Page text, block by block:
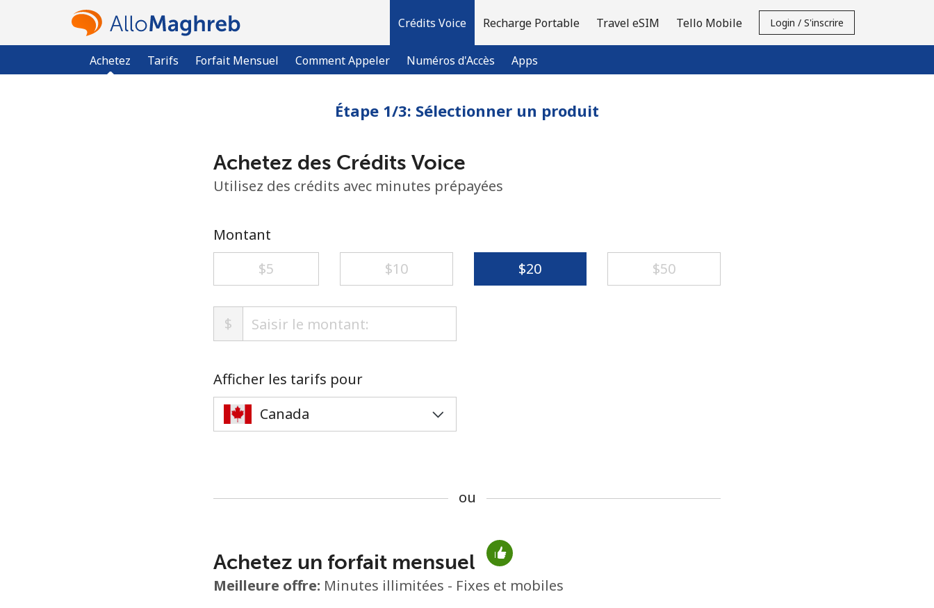
Crédits Voice
Achetez Tarifs Forfait Mensuel Comment Appeler Numéros d'Accès Apps
Recharge Portable Travel eSIM Tello Mobile Login / S'inscrire
Aucun mot de passe créé
8 caractères minimum
Étape 1/3: Sélectionner un produit
Achetez des Crédits Voice
Utilisez des crédits avec minutes prépayées
Montant
⁦$5⁩
⁦$10⁩ ⁦$20⁩ ⁦$50⁩
$
Afficher les tarifs pour
ou
Achetez un forfait mensuel
Meilleure offre: Minutes illimitées - Fixes et mobiles